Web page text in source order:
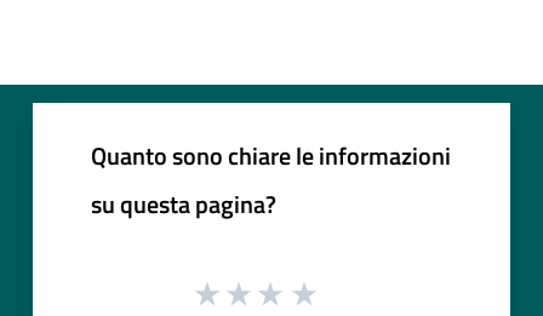
Quanto sono chiare le informazioni
su questa pagina?